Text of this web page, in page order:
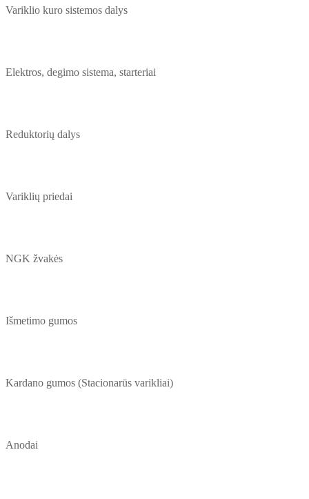
Variklio kuro sistemos dalys
Elektros, degimo sistema, starteriai
Reduktorių dalys
Variklių priedai
NGK žvakės
Išmetimo gumos
Kardano gumos (Stacionarūs varikliai)
Anodai